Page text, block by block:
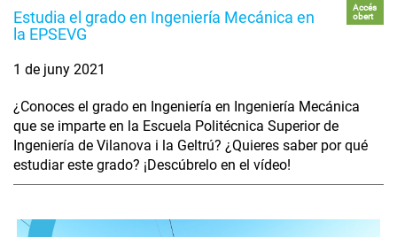
Estudia el grado en Ingeniería Mecánica en
la EPSEVG
Accés
obert
1 de juny 2021
¿Conoces el grado en Ingeniería en Ingeniería Mecánica
que se imparte en la Escuela Politécnica Superior de
Ingeniería de Vilanova i la Geltrú? ¿Quieres saber por qué
estudiar este grado? ¡Descúbrelo en el vídeo!